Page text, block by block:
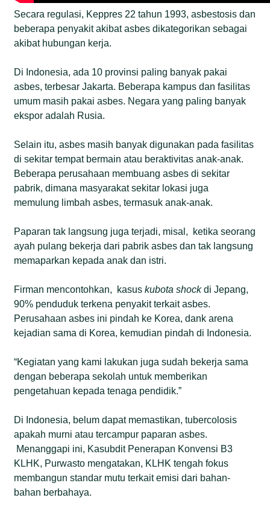
Secara regulasi, Keppres 22 tahun 1993, asbestosis dan
beberapa penyakit akibat asbes dikategorikan sebagai
akibat hubungan kerja.
Di Indonesia, ada 10 provinsi paling banyak pakai
asbes, terbesar Jakarta. Beberapa kampus dan fasilitas
umum masih pakai asbes. Negara yang paling banyak
ekspor adalah Rusia.
Selain itu, asbes masih banyak digunakan pada fasilitas
di sekitar tempat bermain atau beraktivitas anak-anak.
Beberapa perusahaan membuang asbes di sekitar
pabrik, dimana masyarakat sekitar lokasi juga
memulung limbah asbes, termasuk anak-anak.
Paparan tak langsung juga terjadi, misal, ketika seorang
ayah pulang bekerja dari pabrik asbes dan tak langsung
memaparkan kepada anak dan istri.
Firman mencontohkan, kasuskubota shockdi Jepang,
90% penduduk terkena penyakit terkait asbes.
Perusahaan asbes ini pindah ke Korea, dank arena
kejadian sama di Korea, kemudian pindah di Indonesia.
“Kegiatan yang kami lakukan juga sudah bekerja sama
dengan beberapa sekolah untuk memberikan
pengetahuan kepada tenaga pendidik.”
Di Indonesia, belum dapat memastikan, tubercolosis
apakah murni atau tercampur paparan asbes.
Menanggapi ini, Kasubdit Penerapan Konvensi B3
KLHK, Purwasto mengatakan, KLHK tengah fokus
membangun standar mutu terkait emisi dari bahan-
bahan berbahaya.